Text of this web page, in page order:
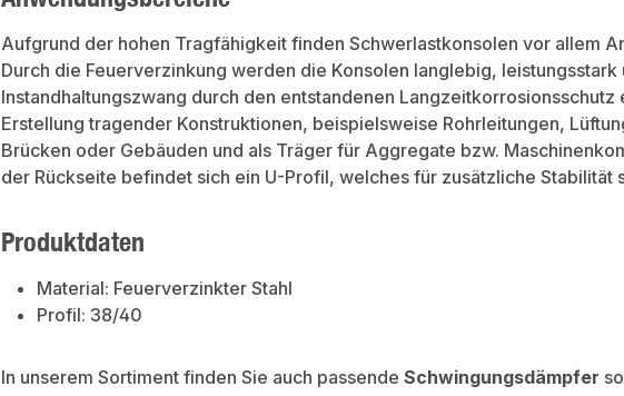
Aufgrund der hohen Tragfähigkeit finden Schwerlastkonsolen vor allem
Durch die Feuerverzinkung werden die Konsolen langlebig,
Instandhaltungszwang durch den entstandenen
Erstellung tragender Konstruktionen, beispielsweise Rohrleitungen,
Brücken oder Gebäuden und als Träger für Aggregate bzw.
der Rückseite befindet sich ein U-Profil, welches für zusätzliche Stabilität
Produktdaten
Material: Feuerverzinkter Stahl
Profil: 38/40
In unserem Sortiment finden Sie auch passende Schwingungsdämpfer